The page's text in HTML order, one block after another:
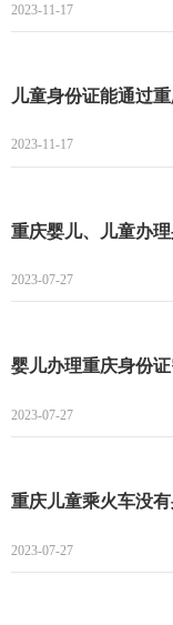
2023-11-17
2023-11-17
2023-07-27
2023-07-27
2023-07-27